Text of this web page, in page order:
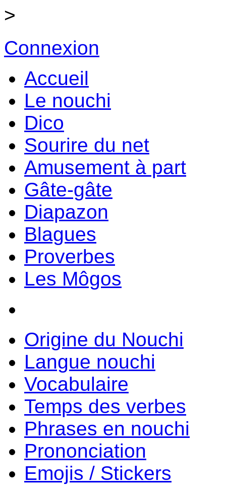
>
Connexion
Accueil
Le nouchi
Dico
Sourire du net
Amusement à part
Gâte-gâte
Diapazon
Blagues
Proverbes
Les Môgos
Origine du Nouchi
Langue nouchi
Vocabulaire
Temps des verbes
Phrases en nouchi
Prononciation
Emojis / Stickers